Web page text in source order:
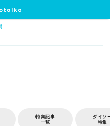
…
ダイソー
特集
おうち
時間